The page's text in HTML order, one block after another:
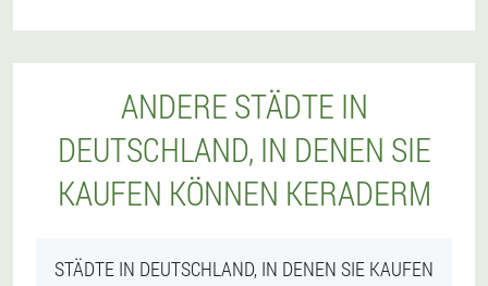
ANDERE STÄDTE IN
DEUTSCHLAND, IN DENEN SIE
KAUFEN KÖNNEN KERADERM
STÄDTE IN DEUTSCHLAND, IN DENEN SIE KAUFEN